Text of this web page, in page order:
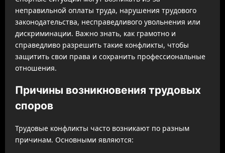
неправильной оплаты труда, нарушения трудового
законодательства, несправедливого увольнения или
дискриминации. Важно знать, как грамотно и
справедливо разрешить такие конфликты, чтобы
защитить свои права и сохранить профессиональные
отношения.
Причины возникновения трудовых
споров
Трудовые конфликты часто возникают по разным
причинам. Основными являются: